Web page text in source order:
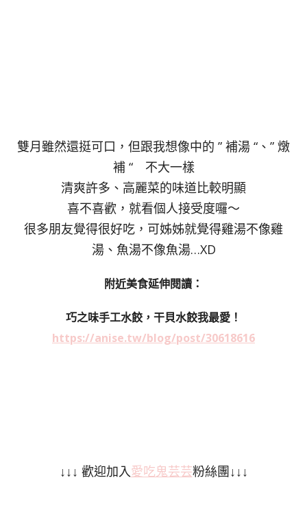
雙月雖然還挺可口，但跟我想像中的 ” 補湯 “、” 燉
補 “ 不大一樣
清爽許多、高麗菜的味道比較明顯
喜不喜歡，就看個人接受度囉～
很多朋友覺得很好吃，可姊姊就覺得雞湯不像雞
湯、魚湯不像魚湯…XD
附近美食延伸閱讀：
巧之味手工水餃，干貝水餃我最愛！
https://anise.tw/blog/post/30618616
↓↓↓ 歡迎加入愛吃鬼芸芸粉絲團↓↓↓